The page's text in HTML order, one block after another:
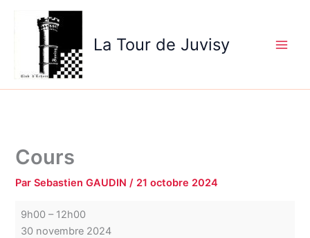
La Tour de Juvisy
Cours
ParSebastien GAUDIN/ 21 octobre 2024
9h00 – 12h00
30 novembre 2024